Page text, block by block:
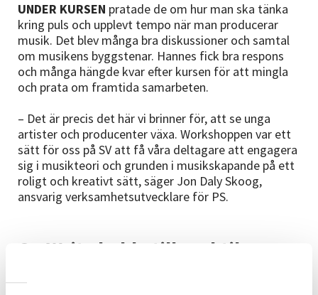
UNDER KURSEN pratade de om hur man ska tänka
kring puls och upplevt tempo när man producerar
musik. Det blev många bra diskussioner och samtal
om musikens byggstenar. Hannes fick bra respons
och många hängde kvar efter kursen för att mingla
och prata om framtida samarbeten.
– Det är precis det här vi brinner för, att se unga
artister och producenter växa. Workshoppen var ett
sätt för oss på SV att få våra deltagare att engagera
sig i musikteori och grunden i musikskapande på ett
roligt och kreativt sätt, säger Jon Daly Skoog,
ansvarig verksamhetsutvecklare för PS.
Co-Write ledde till praktik
Jon berättar att han träffade Hannes när PS